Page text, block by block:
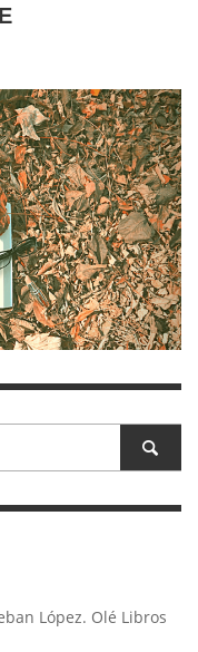
López. Olé Libros